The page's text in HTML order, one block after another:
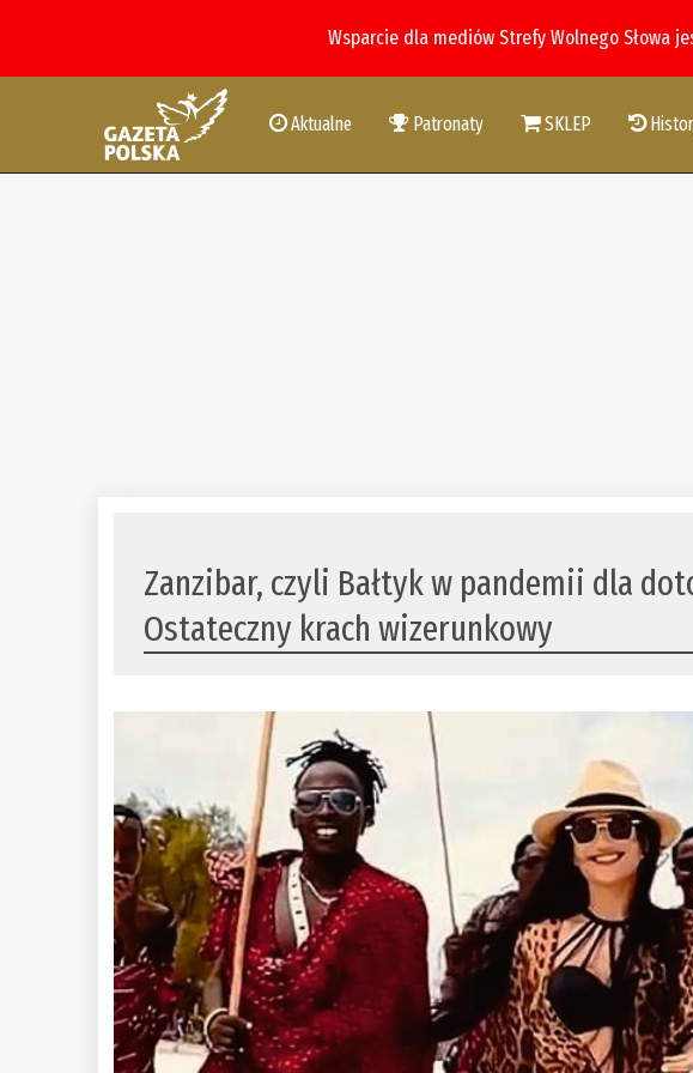
Wsparcie dla mediów Strefy Wolnego Słowa
Aktualne Patronaty SKLEP
Zanzibar, czyli Bałtyk w pandemii dla
Ostateczny krach wizerunkowy